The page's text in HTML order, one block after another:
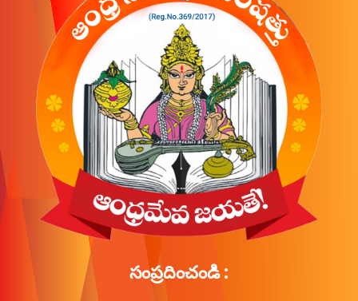
సంప్రదించండి :